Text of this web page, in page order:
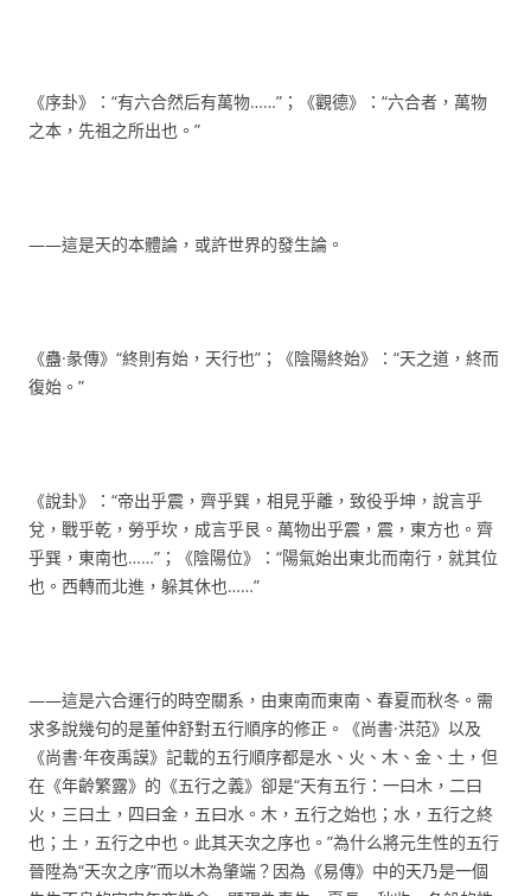
《序卦》：“有六合然后有萬物……”；《觀德》：“六合者，萬物
之本，先祖之所出也。”
——這是天的本體論，或許世界的發生論。
《蠱·彖傳》“終則有始，天行也”；《陰陽終始》：“天之道，終而
復始。”
《說卦》：“帝出乎震，齊乎巽，相見乎離，致役乎坤，說言乎
兌，戰乎乾，勞乎坎，成言乎艮。萬物出乎震，震，東方也。齊
乎巽，東南也……”；《陰陽位》：“陽氣始出東北而南行，就其位
也。西轉而北進，躲其休也……”
——這是六合運行的時空關系，由東南而東南、春夏而秋冬。需
求多說幾句的是董仲舒對五行順序的修正。《尚書·洪范》以及
《尚書·年夜禹謨》記載的五行順序都是水、火、木、金、土，但
在《年齡繁露》的《五行之義》卻是“天有五行：一曰木，二曰
火，三曰土，四曰金，五曰水。木，五行之始也；水，五行之終
也；土，五行之中也。此其天次之序也。”為什么將元生性的五行
晉陞為“天次之序”而以木為肇端？因為《易傳》中的天乃是一個